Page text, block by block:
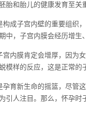
胎和胎儿的健康发育至关
构成子宫内壁的重要组织
中，子宫内膜会经历增生
宫内膜肯定会增厚，因为
模样的反应，这是正常的
孕育新生命的摇篮，尽管
引人注目。那么，怀孕